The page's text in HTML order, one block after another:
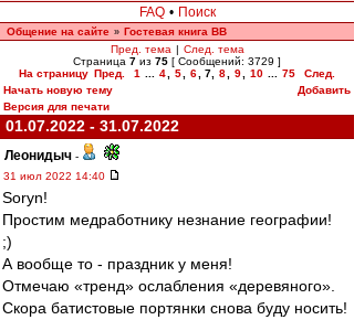
FAQ • Поиск
Общение на сайте » Гостевая книга ВВ
Пред. тема | След. тема
Страница 7 из 75 [ Сообщений: 3729 ]
На страницу Пред. 1 4 5 6 7 8 9 10 75
След.
Начать новую тему
Добавить
Версия для печати
01.07.2022 - 31.07.2022
Леонидыч -
31 июл 2022 14:40
Soryn!
Простим медработнику незнание географии!
;)
А вообще то - праздник у меня!
Отмечаю «тренд» ослабления «деревяного».
Скора батистовые портянки снова буду носить!